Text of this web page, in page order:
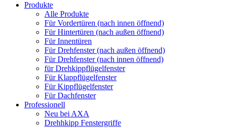
Produkte
Alle Produkte
Für Vordertüren (nach innen öffnend)
Für Hintertüren (nach außen öffnend)
Für Innentüren
Für Drehfenster (nach außen öffnend)
Für Drehfenster (nach innen öffnend)
für Drehkippflügelfenster
Für Klappflügelfenster
Für Kippflügelfenster
Für Dachfenster
Professionell
Neu bei AXA
Drehhkipp Fenstergriffe